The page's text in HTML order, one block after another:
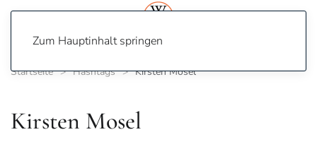
Zum Hauptinhalt springen
Startseite Hashtags Kirsten Mosel
Kirsten Mosel